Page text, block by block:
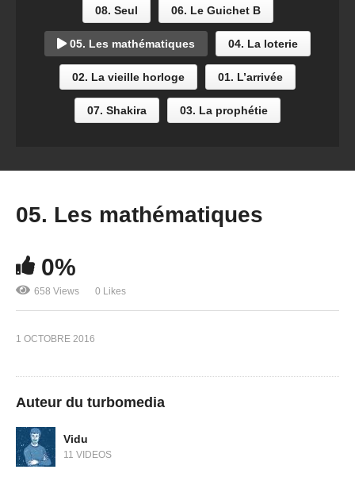
0.1 l’arrivée
08. Seul 06. Le Guichet B
05. Les mathématiques 04. La loterie
02. La vieille horloge 01. L’arrivée
07. Shakira 03. La prophétie
05. Les mathématiques
0%
658 Views 0 Likes
1 OCTOBRE 2016
Auteur du turbomedia
Vidu
11 VIDEOS